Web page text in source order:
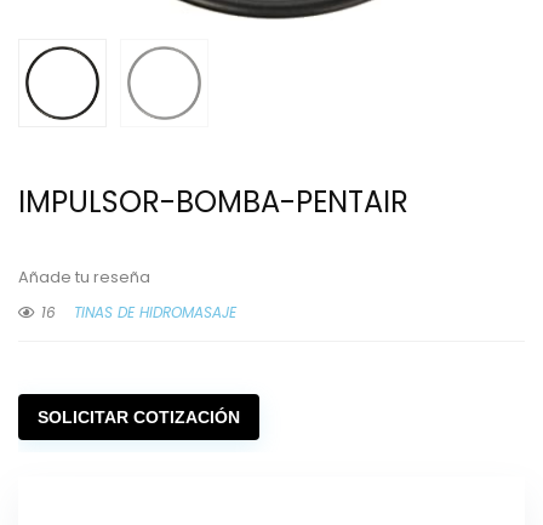
IMPULSOR-BOMBA-PENTAIR
Añade tu reseña
16
TINAS DE HIDROMASAJE
SOLICITAR COTIZACIÓN